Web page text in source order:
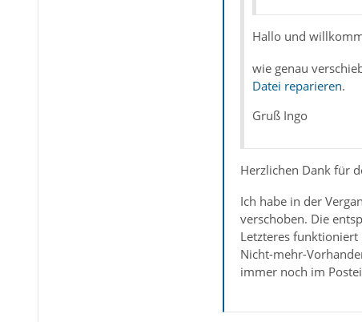
Hallo und
wie genau
Datei reparieren.
Gruß Ingo
Herzlichen Dank für
Ich habe in der
verschoben. Die
Letzteres
Nicht-mehr-
immer noch im